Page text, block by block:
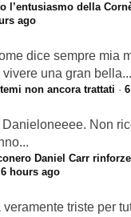
l’entusiasmo della
ago
dice sempre mia
una gran bella...
non ancora trattati ·
Non
Daniel Carr
6 hours ago
triste per